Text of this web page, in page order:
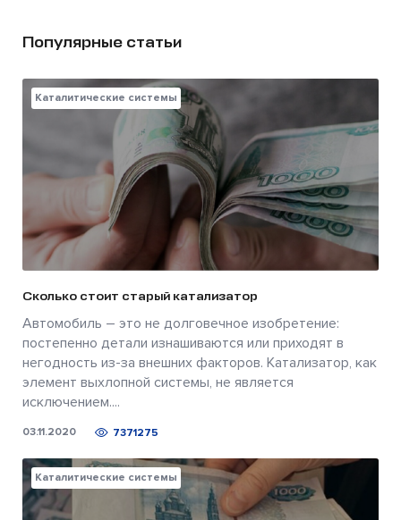
Популярные статьи
Каталитические системы
Сколько стоит старый катализатор
Автомобиль – это не долговечное изобретение:
постепенно детали изнашиваются или приходят в
негодность из-за внешних факторов. Катализатор, как
элемент выхлопной системы, не является
исключением....
03.11.2020 7371275
Каталитические системы